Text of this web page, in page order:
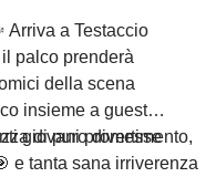
a Testaccio
palco prenderà
della scena
insieme a guest
giovani promesse
di puro divertimento,
e tanta sana irriverenza